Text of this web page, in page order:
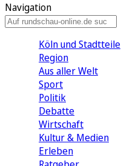
Navigation
Köln und Stadtteile
Region
Aus aller Welt
Sport
Politik
Debatte
Wirtschaft
Kultur & Medien
Erleben